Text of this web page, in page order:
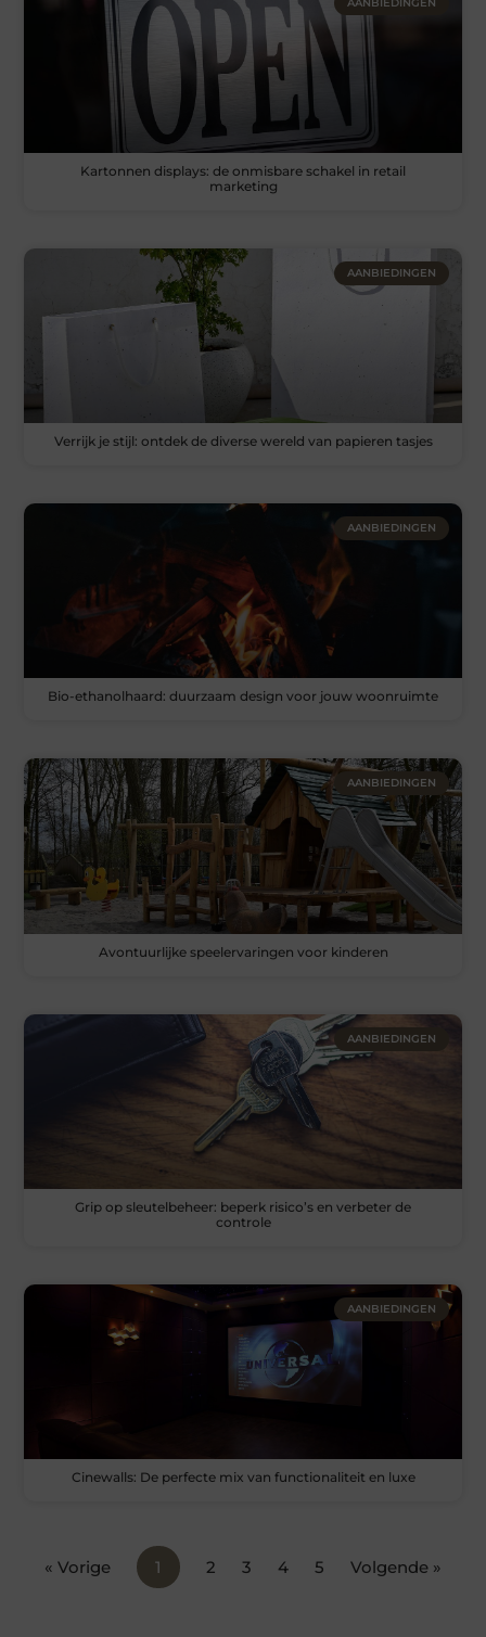
Kartonnen displays: de onmisbare schakel in retail
marketing
AANBIEDINGEN
Verrijk je stijl: ontdek de diverse wereld van papieren tasjes
AANBIEDINGEN
Bio-ethanolhaard: duurzaam design voor jouw woonruimte
AANBIEDINGEN
Avontuurlijke speelervaringen voor kinderen
AANBIEDINGEN
Grip op sleutelbeheer: beperk risico’s en verbeter de
controle
AANBIEDINGEN
Cinewalls: De perfecte mix van functionaliteit en luxe
« Vorige 1 2 3 4 5 Volgende »